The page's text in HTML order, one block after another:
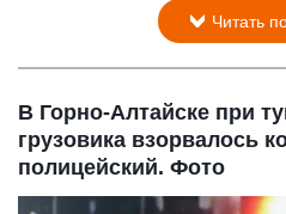
Читать
В Горно-Алтайске при
грузовика взорвалось
полицейский. Фото